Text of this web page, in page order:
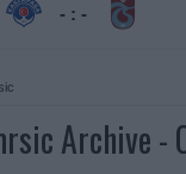
- : -
Archive -